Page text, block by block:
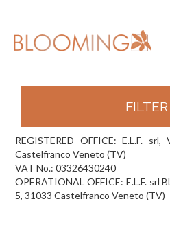
FILTER
REGISTERED OFFICE: E.L.F.
Castelfranco Veneto (TV)
VAT No.: 03326430240
OPERATIONAL OFFICE: E.L.F. srl
5, 31033 Castelfranco Veneto (TV)